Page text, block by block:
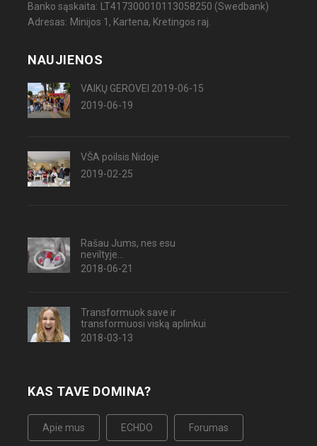
Banko sąskaita: LT417300010113058250 (Swedbank)
Adresas: Minijos 1, Kartena, Kretingos raj.
NAUJIENOS
VAIKŲ GEROVEI 2019-06-15
2019-06-19
VŠA poilsis Nidoje
2019-02-25
Rašau Jums, nes esu
neviltyje...
2018-06-21
Transformuok save ir
transformuosi viską aplinkui
2018-03-13
KAS TAVE DOMINA?
Apie mus ECHDO Forumas